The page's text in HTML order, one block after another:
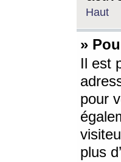
Haut
»
Il est
pour
plus